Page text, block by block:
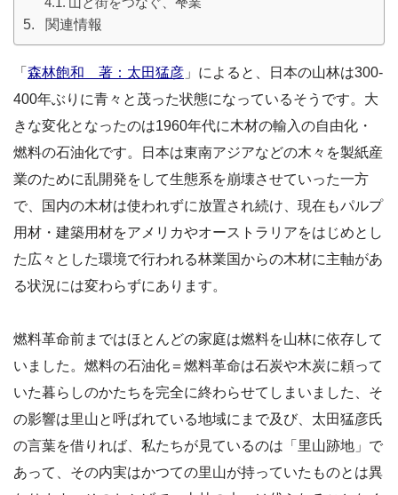
関連情報
「 森林飽和 著：太田猛彦 」によると、日本の山林は300-
400年ぶりに青々と茂った状態になっているそうです。大
きな変化となったのは1960年代に木材の輸入の自由化・
燃料の石油化です。日本は東南アジアなどの木々を製紙産
業のために乱開発をして生態系を崩壊させていった一方
で、国内の木材は使われずに放置され続け、現在もパルプ
用材・建築用材をアメリカやオーストラリアをはじめとし
た広々とした環境で行われる林業国からの木材に主軸があ
る状況には変わらずにあります。
燃料革命前まではほとんどの家庭は燃料を山林に依存して
いました。燃料の石油化＝燃料革命は石炭や木炭に頼って
いた暮らしのかたちを完全に終わらせてしまいました、そ
の影響は里山と呼ばれている地域にまで及び、太田猛彦氏
の言葉を借りれば、私たちが見ているのは「里山跡地」で
あって、その内実はかつての里山が持っていたものとは異